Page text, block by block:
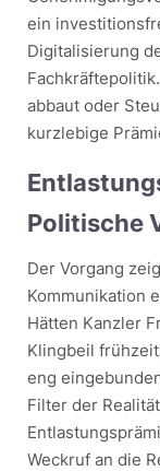
ein
Digitalisierung
abbaut oder
kurzlebige
Politische
Der Vorgang
Kommunikation
Hätten Kanzler
Klingbeil
eng
Filter der
Weckruf an die